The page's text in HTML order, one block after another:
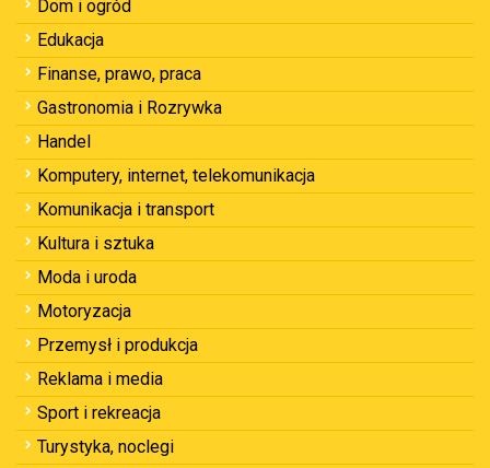
Dom i ogród
Edukacja
Finanse, prawo, praca
Gastronomia i Rozrywka
Handel
Komputery, internet, telekomunikacja
Komunikacja i transport
Kultura i sztuka
Moda i uroda
Motoryzacja
Przemysł i produkcja
Reklama i media
Sport i rekreacja
Turystyka, noclegi